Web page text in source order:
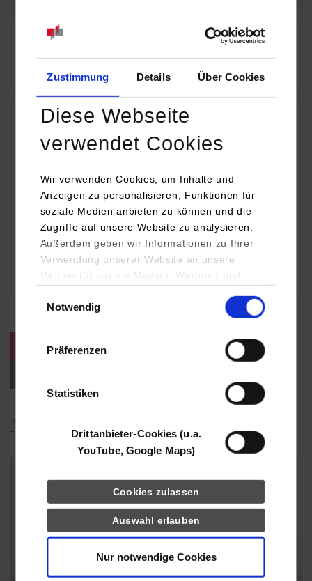
Zustimmung Details Über Cookies
Diese Webseite
verwendet Cookies
Wir verwenden Cookies, um Inhalte und
Anzeigen zu personalisieren, Funktionen für
soziale Medien anbieten zu können und die
Zugriffe auf unsere Website zu analysieren.
Außerdem geben wir Informationen zu Ihrer
Verwendung unserer Website an unsere
Partner für soziale Medien, Werbung und
YouTube, Google Maps) führen diese
Daten zusammen, die Sie ihnen bereitgestellt
haben oder die sie im Rahmen Ihrer Nutzung
Notwendig
Präferenzen
Statistiken
Drittanbieter-Cookies (u.a.
YouTube, Google Maps)
Cookies zulassen
Auswahl erlauben
Nur notwendige Cookies
Online INDIS-Infoveranstaltung für Studierende
Zum Event
Technologietag: Clean Urban Transportation –
nachhaltige Mobilität im (sub)urbanen Umfeld
16.09.2026 - 17.09.2026
Im Mittelpunkt stehen elektrische Antriebe, moderne
Batterietechnologien und innovative Fahrzeugkonzepte für
nachhaltige Mobilität in Stadt und…
weitere Veranstaltungen / Termine
News